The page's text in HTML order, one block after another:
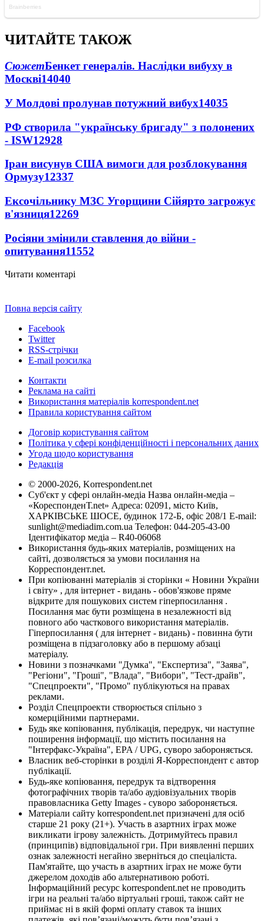
ЧИТАЙТЕ ТАКОЖ
СюжетБенкет генералів. Наслідки вибуху в
Москві14040
У Молдові пролунав потужний вибух14035
РФ створила "українську бригаду" з полонених
- ISW12928
Іран висунув США вимоги для розблокування
Ормузу12337
Ексочільнику МЗС Угорщини Сійярто загрожує
в'язниця12269
Росіяни змінили ставлення до війни -
опитування11552
Читати коментарі
Повна версія сайту
Facebook
Twitter
RSS-стрічки
E-mail розсилка
Контакти
Реклама на сайті
Використання матеріалів korrespondent.net
Правила користування сайтом
Договір користування сайтом
Політика у сфері конфіденційності і персональних даних
Угода щодо користування
Редакція
© 2000-2026, Korrespondent.net
Суб'єкт у сфері онлайн-медіа Назва онлайн-медіа –
«КореспонденТ.net» Адреса: 02091, місто Київ,
ХАРКІВСЬКЕ ШОСЕ, будинок 172-Б, офіс 208/1 E-mail:
sunlight@mediadim.com.ua Телефон: 044-205-43-00
Ідентифікатор медіа – R40-06068
Використання будь-яких матеріалів, розміщених на
сайті, дозволяється за умови посилання на
Корреспондент.net.
При копіюванні матеріалів зі сторінки « Новини України
і світу» , для інтернет - видань - обов'язкове пряме
відкрите для пошукових систем гіперпосилання .
Посилання має бути розміщена в незалежності від
повного або часткового використання матеріалів.
Гіперпосилання ( для інтернет - видань) - повинна бути
розміщена в підзаголовку або в першому абзаці
матеріалу.
Новини з позначками "Думка", "Експертиза", "Заява",
"Регіони", "Гроші", "Влада", "Вибори", "Тест-драйв",
"Спецпроекти", "Промо" публікуються на правах
реклами.
Розділ Спецпроекти створюється спільно з
комерційними партнерами.
Будь яке копіювання, публікація, передрук, чи наступне
поширення інформації, що містить посилання на
"Інтерфакс-Україна", EPA / UPG, суворо забороняється.
Власник веб-сторінки в розділі Я-Корреспондент є автор
публікації.
Будь-яке копіювання, передрук та відтворення
фотографічних творів та/або аудіовізуальних творів
правовласника Getty Images - суворо забороняється.
Матеріали сайту korrespondent.net призначені для осіб
старше 21 року (21+). Участь в азартних іграх може
викликати ігрову залежність. Дотримуйтесь правил
(принципів) відповідальної гри. При виявленні перших
ознак залежності негайно зверніться до спеціаліста.
Пам'ятайте, що участь в азартних іграх не може бути
джерелом доходів або альтернативою роботі.
Інформаційний ресурс korrespondent.net не проводить
ігри на реальні та/або віртуальні гроші, також сайт не
приймає ні в якій формі оплату ставок та інших